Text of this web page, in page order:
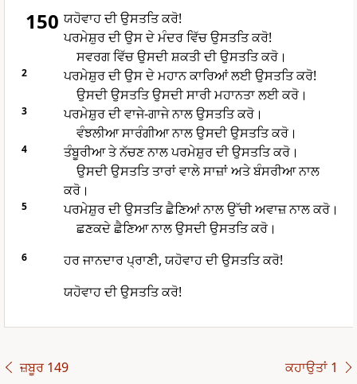
150 ਯਹੋਵਾਹ ਦੀ ਉਸਤਤਿ ਕਰੋ!
ਪਰਮੇਸ਼ੁਰ ਦੀ ਉਸ ਦੇ ਮੰਦਰ ਵਿੱਚ ਉਸਤਤਿ ਕਰੋ!
ਸਵਰਗ ਵਿੱਚ ਉਸਦੀ ਸ਼ਕਤੀ ਦੀ ਉਸਤਤਿ ਕਰੋ।
2
ਪਰਮੇਸ਼ੁਰ ਦੀ ਉਸ ਦੇ ਮਹਾਨ ਕਾਰਿਆਂ ਲਈ ਉਸਤਤਿ ਕਰੋ!
ਉਸਦੀ ਉਸਤਤਿ ਉਸਦੀ ਸਾਰੀ ਮਹਾਨਤਾ ਲਈ ਕਰੋ।
3
ਪਰਮੇਸ਼ੁਰ ਦੀ ਵਾਜੇ-ਗਾਜੇ ਨਾਲ ਉਸਤਤਿ ਕਰੋ।
ਵੰਝਲੀਆ ਸਾਰੰਗੀਆ ਨਾਲ ਉਸਦੀ ਉਸਤਤਿ ਕਰੋ।
4
ਤੰਬੂਰੀਆ ਤੇ ਨੱਚਣ ਨਾਲ ਪਰਮੇਸ਼ੁਰ ਦੀ ਉਸਤਤਿ ਕਰੋ।
ਉਸਦੀ ਉਸਤਤਿ ਤਾਰਾਂ ਵਾਲੇ ਸਾਜ਼ਾਂ ਅਤੇ ਬੰਸਰੀਆ ਨਾਲ
ਕਰੋ।
5
ਪਰਮੇਸ਼ੁਰ ਦੀ ਉਸਤਤਿ ਛੈਣਿਆਂ ਨਾਲ ਉੱਚੀ ਅਵਾਜ਼ ਨਾਲ ਕਰੋ।
ਛਣਕਦੇ ਛੈਣਿਆ ਨਾਲ ਉਸਦੀ ਉਸਤਤਿ ਕਰੋ।
6
ਹਰ ਜਾਨਦਾਰ ਪ੍ਰਾਣੀ, ਯਹੋਵਾਹ ਦੀ ਉਸਤਤਿ ਕਰੋ!
ਯਹੋਵਾਹ ਦੀ ਉਸਤਤਿ ਕਰੋ!
ਜ਼ਬੂਰ 149 ਕਹਾਉਤਾਂ 1